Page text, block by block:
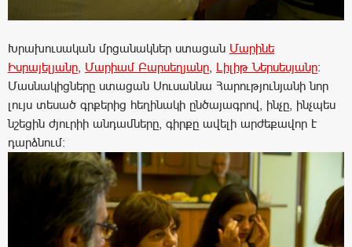
Խրախուսական մրցանակներ ստացան Մարինե
Իսրայելյանը Մարիամ Բարսեղյանը Լիլիթ Ներսեսյանը:
Մասնակիցները ստացան Սուսաննա Հարությունյանի նոր
լույս տեսած գրքերից հեղինակի ընծայագրով, ինչը, ինչպես
նշեցին ժյուրիի անդամները, գիրքը ավելի արժեքավոր է
դարձնում: